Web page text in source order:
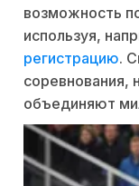
возможность
используя,
регистрацию.
соревнования,
объединяют